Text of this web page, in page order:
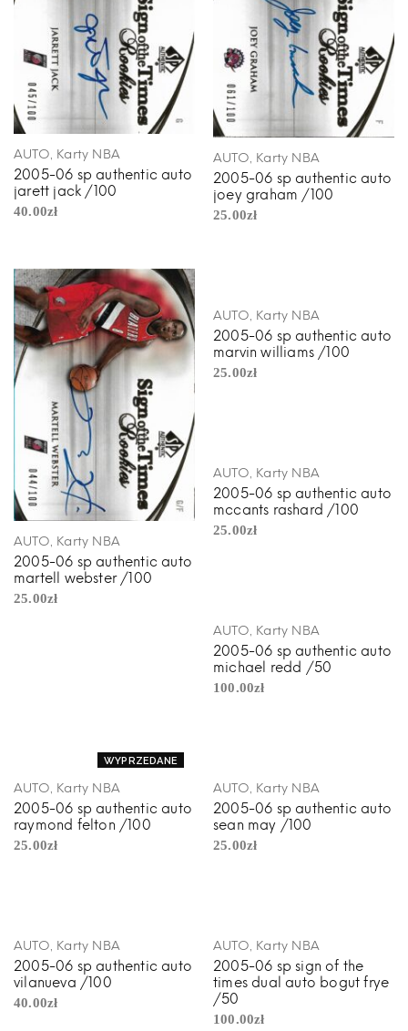
AUTO, Karty NBA
2005-06 sp authentic auto
jarett jack /100
40.00zł
AUTO Karty NBA
2005-06 sp authentic auto
joey graham /100
25.00zł
AUTO, Karty NBA
2005-06 sp authentic auto
martell webster /100
25.00zł
AUTO Karty NBA
2005-06 sp authentic auto
marvin williams /100
25.00zł
AUTO Karty NBA
2005-06 sp authentic auto
mccants rashard /100
25.00zł
AUTO Karty NBA
2005-06 sp authentic auto
michael redd /50
100.00zł
WYPRZEDANE
AUTO Karty NBA
2005-06 sp authentic auto
raymond felton /100
25.00zł
AUTO Karty NBA
2005-06 sp authentic auto
sean may /100
25.00zł
AUTO Karty NBA
2005-06 sp authentic auto
vilanueva /100
40.00zł
AUTO Karty NBA
2005-06 sp sign of the
times dual auto bogut frye
/50
100.00zł